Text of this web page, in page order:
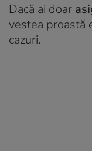
Dacă ai doar
vestea proastă
cazuri.